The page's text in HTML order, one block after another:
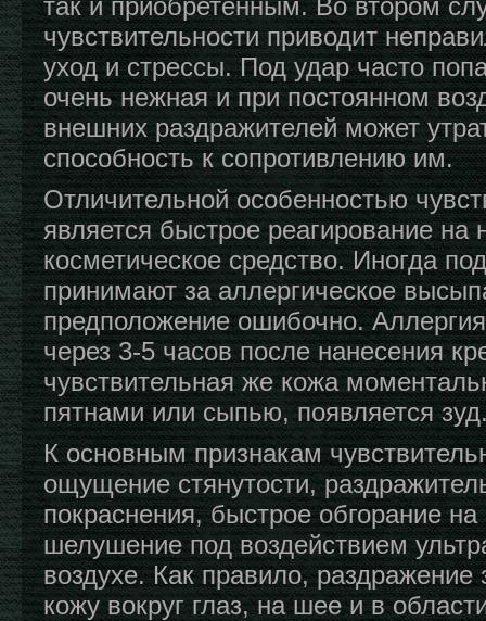
так и приобретенным. Во втором
чувствительности приводит
уход и стрессы. Под удар часто
очень нежная и при постоянном
внешних раздражителей может
способность к сопротивлению им.
Отличительной особенностью
является быстрое реагирование на
косметическое средство. Иногда
принимают за аллергическое
предположение ошибочно.
через 3-5 часов после нанесения
чувствительная же кожа
пятнами или сыпью, появляется
К основным признакам
ощущение стянутости,
покраснения, быстрое обгорание
шелушение под воздействием
воздухе. Как правило, раздражение
кожу вокруг глаз, на шее и в